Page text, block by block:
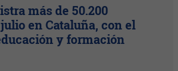
más de 50.200
en Cataluña, con el
y formación